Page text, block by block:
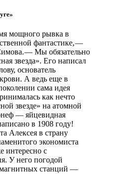
мощного рывка в
фантастике, —
— ​Мы обязательно
звезда». Его написал
основатель
А ведь еще в
сама идея
как нечто
звезде» на атомной
— ​яйцевидная
в 1908 году!
Алексея в страну
экономиста
интересно с
У него погодой
станций —